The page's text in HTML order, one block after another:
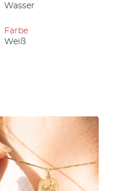
Wasser
Farbe
Weiß